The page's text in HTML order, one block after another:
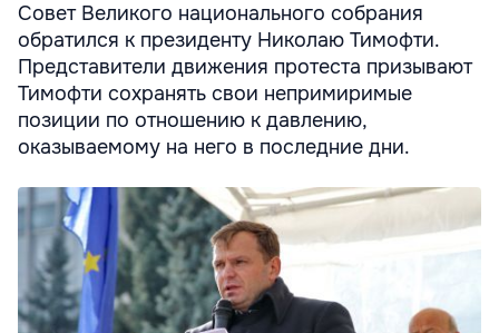
Совет Великого национального собрания
обратился к президенту Николаю Тимофти.
Представители движения протеста призывают
Тимофти сохранять свои непримиримые
позиции по отношению к давлению,
оказываемому на него в последние дни.